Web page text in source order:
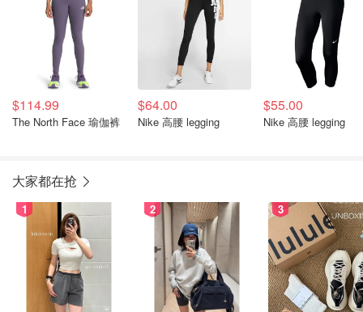
$114.99
The North Face 瑜伽裤
$64.00
Nike 高腰 legging
$55.00
Nike 高腰 legging
大家都在抢
1 2 3